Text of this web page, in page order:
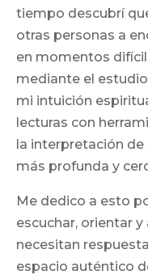
tiempo descubrí
otras personas a
en momentos
mediante el
mi intuición
lecturas con
la interpretación de
más profunda y
Me dedico a esto
escuchar, orientar
necesitan
espacio auténtico